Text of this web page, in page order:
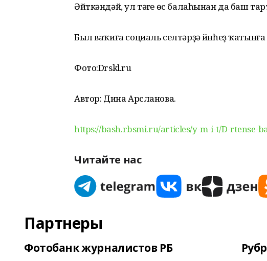
Әйткәндәй, ул тәүге өс балаһынан да баш
Был ваҡиға социаль селтәрҙә йүнһеҙ
Фото:Drskl.ru
Автор: Дина Арсланова.
https://bash.rbsmi.ru/articles/y-m-i-t/D-rtense-
Читайте нас
Партнеры
Фотобанк журналистов РБ